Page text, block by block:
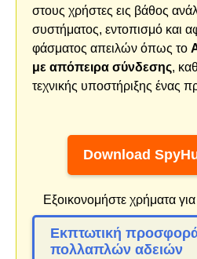
στους χρήστες εις βάθος
συστήματος, εντοπισμό και
φάσματος απειλών όπως το
με απόπειρα σύνδεσης,
τεχνικής υποστήριξης ένας
Download
Εξοικονομήστε χρήματα
Εκπτωτική
πολλαπλών αδειών